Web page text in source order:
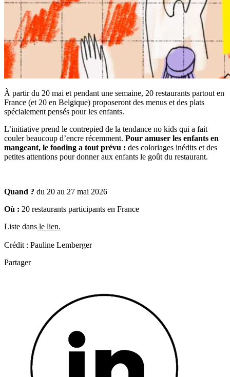
À partir du 20 mai et pendant une semaine, 20 restaurants partout en
France (et 20 en Belgique) proposeront des menus et des plats
spécialement pensés pour les enfants.
L’initiative prend le contrepied de la tendance no kids qui a fait
couler beaucoup d’encre récemment. Pour amuser les enfants en
mangeant, le fooding a tout prévu : des coloriages inédits et des
petites attentions pour donner aux enfants le goût du restaurant.
Quand ? du 20 au 27 mai 2026
Où : 20 restaurants participants en France
Liste dans le lien.
Crédit : Pauline Lemberger
Partager